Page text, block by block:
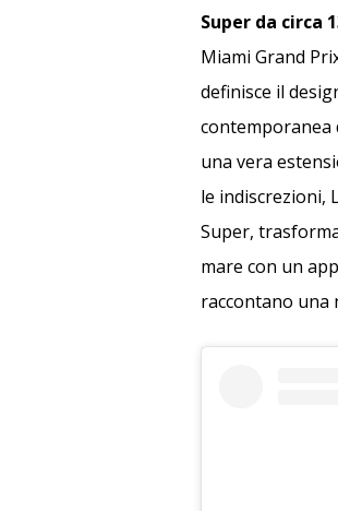
Super da circa
Miami Grand
definisce il
contemporanea
una vera
le indiscrezioni,
Super,
mare con un
raccontano una